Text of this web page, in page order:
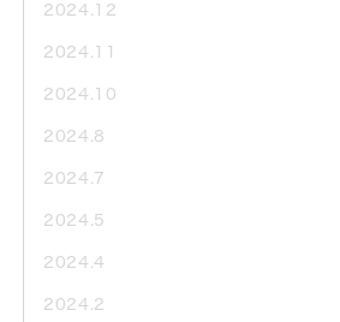
2024.12
2024.11
2024.10
2024.8
2024.7
2024.5
2024.4
2024.2